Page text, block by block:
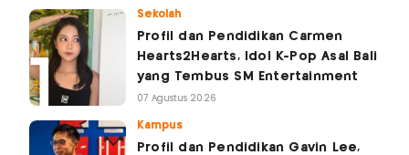
Sekolah
Profil dan Pendidikan Carmen
Hearts2Hearts, Idol K-Pop Asal Bali
yang Tembus SM Entertainment
07 Agustus 2026
Kampus
Profil dan Pendidikan Gavin Lee,